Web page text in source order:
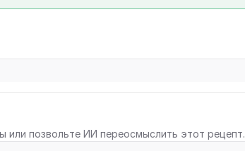
или позвольте ИИ переосмыслить этот рецепт.